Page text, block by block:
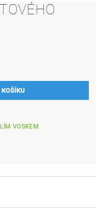
VOSKEM